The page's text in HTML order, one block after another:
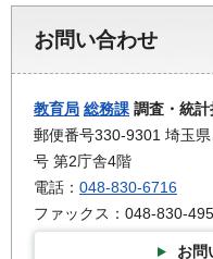
お問い合わせ
教育局 総務課 調査・統計
郵便番号330-9301 埼玉
号 第2庁舎4階
電話： 048-830-6716
ファックス：048-830-
お問